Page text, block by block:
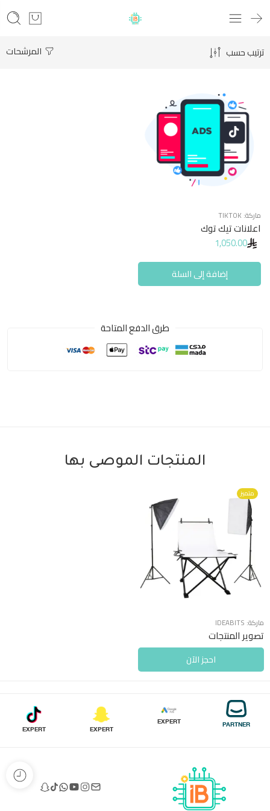
المرشحات ترتيب حسب
ماركة: TIKTOK
اعلانات تيك توك
1,050.00
إضافة إلى السلة
طرق الدفع المتاحة
المنتجات الموصى بها
متميز
ماركة: IDEABITS
تصوير المنتجات
احجز الآن
PARTNER
EXPERT
EXPERT
EXPERT